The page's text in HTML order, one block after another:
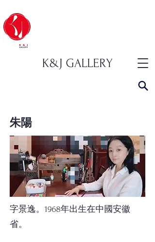
K&J GALLERY
朱陽
字景逸。1968年出生在中國安徽
省。